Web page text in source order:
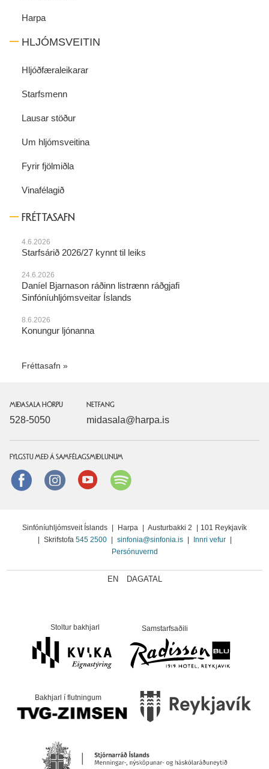
Harpa
HLJÓMSVEITIN
Hljóðfæraleikarar
Starfsmenn
Lausar stöður
Um hljómsveitina
Fyrir fjölmiðla
Vinafélagið
FRÉTTASAFN
4.6.2026
Starfsárið 2026/27 kynnt til leiks
24.6.2026
Daníel Bjarnason ráðinn listrænn ráðgjafi
Sinfóníuhljómsveitar Íslands
8.6.2026
Konungur ljónanna
Fréttasafn
MIÐASALA HÖRPU
528-5050
NETFANG
midasala@harpa.is
FYLGSTU MEÐ Á SAMFÉLAGSMIÐLUNUM
FacebookinstagramYoutube
Sinfóníuhljómsveit Íslands Harpa Austurbakki 2
101 Reykjavík
Skrifstofa 545 2500 sinfonia@sinfonia.is Innri vefur
Persónuvernd
EN DAGATAL
Stoltur bakhjarl Samstarfsaðili
Bakhjarl í flutningum